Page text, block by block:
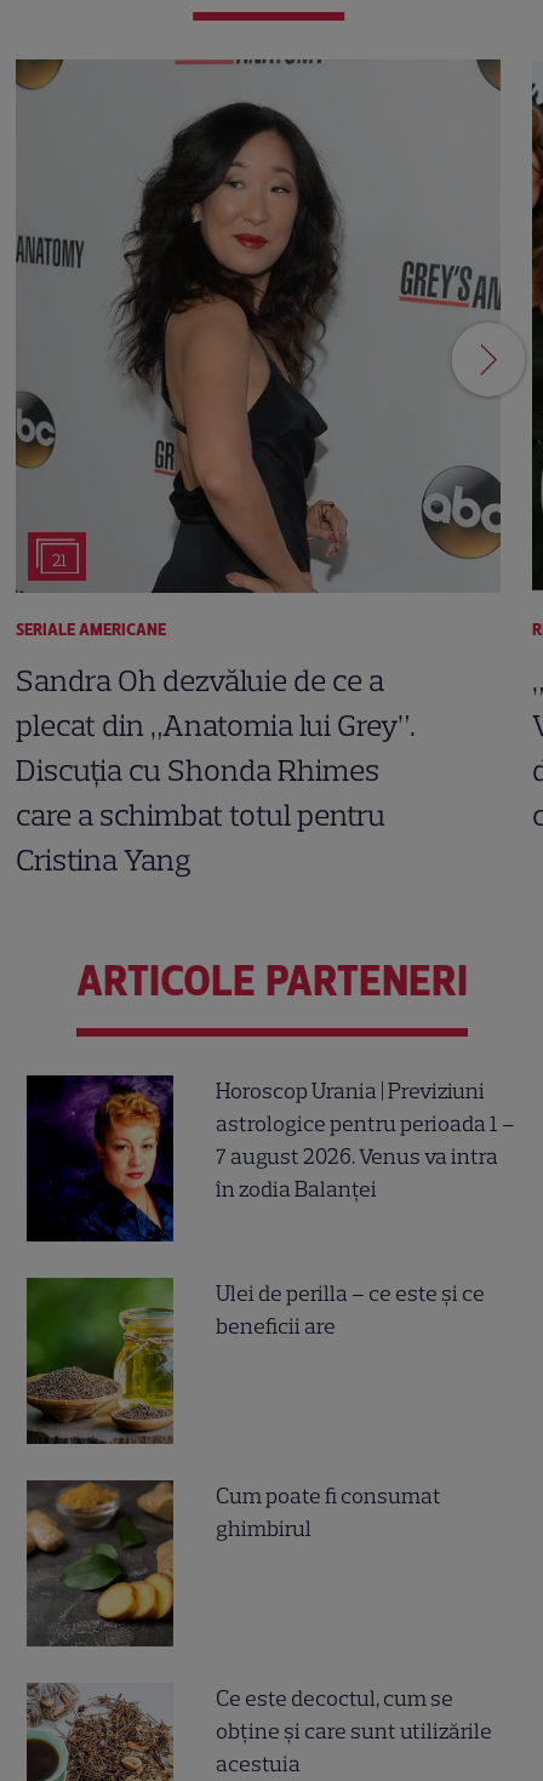
21
SERIALE AMERICANE
Sandra Oh dezvăluie de ce a
plecat din „Anatomia lui Grey”.
Discuția cu Shonda Rhimes
care a schimbat totul pentru
Cristina Yang
ARTICOLE PARTENERI
Horoscop Urania | Previziuni
astrologice pentru perioada 1 –
7 august 2026. Venus va intra
în zodia Balanței
Ulei de perilla – ce este și ce
beneficii are
Cum poate fi consumat
ghimbirul
Ce este decoctul, cum se
obţine şi care sunt utilizările
acestuia